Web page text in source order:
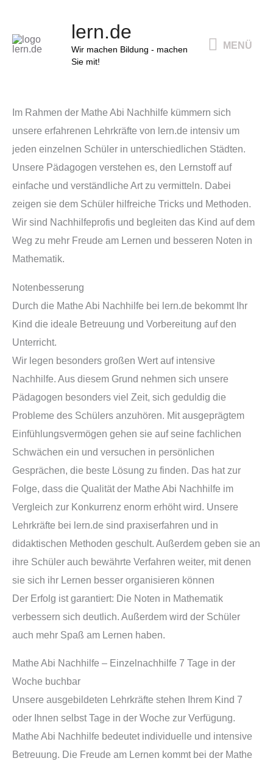
springen
lern.de
Wir machen Bildung - machen
Sie mit!
MENÜ
Im Rahmen der Mathe Abi Nachhilfe kümmern sich
unsere erfahrenen Lehrkräfte von lern.de intensiv um
jeden einzelnen Schüler in unterschiedlichen Städten.
Unsere Pädagogen verstehen es, den Lernstoff auf
einfache und verständliche Art zu vermitteln. Dabei
zeigen sie dem Schüler hilfreiche Tricks und Methoden.
Wir sind Nachhilfeprofis und begleiten das Kind auf dem
Weg zu mehr Freude am Lernen und besseren Noten in
Mathematik.
Notenbesserung
Durch die Mathe Abi Nachhilfe bei lern.de bekommt Ihr
Kind die ideale Betreuung und Vorbereitung auf den
Unterricht.
Wir legen besonders großen Wert auf intensive
Nachhilfe. Aus diesem Grund nehmen sich unsere
Pädagogen besonders viel Zeit, sich geduldig die
Probleme des Schülers anzuhören. Mit ausgeprägtem
Einfühlungsvermögen gehen sie auf seine fachlichen
Schwächen ein und versuchen in persönlichen
Gesprächen, die beste Lösung zu finden. Das hat zur
Folge, dass die Qualität der Mathe Abi Nachhilfe im
Vergleich zur Konkurrenz enorm erhöht wird. Unsere
Lehrkräfte bei lern.de sind praxiserfahren und in
didaktischen Methoden geschult. Außerdem geben sie an
ihre Schüler auch bewährte Verfahren weiter, mit denen
sie sich ihr Lernen besser organisieren können
Der Erfolg ist garantiert: Die Noten in Mathematik
verbessern sich deutlich. Außerdem wird der Schüler
auch mehr Spaß am Lernen haben.
Mathe Abi Nachhilfe – Einzelnachhilfe 7 Tage in der
Woche buchbar
Unsere ausgebildeten Lehrkräfte stehen Ihrem Kind 7
oder Ihnen selbst Tage in der Woche zur Verfügung.
Mathe Abi Nachhilfe bedeutet individuelle und intensive
Betreuung. Die Freude am Lernen kommt bei der Mathe